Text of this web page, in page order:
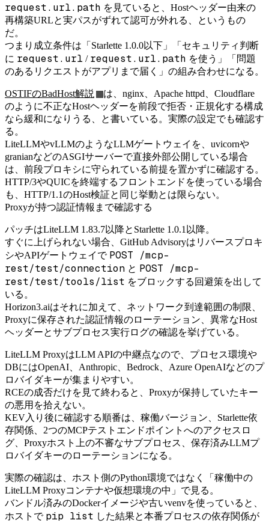
request.url.path を見ていると、Hostヘッダー由来の
再構築URLと実パスがずれて認可が外れる、というもの
だ。
つまり成立条件は「Starlette 1.0.0以下」「セキュリティ判断
に request.url / request.url.path を使う」「問題
のあるリクエストがアプリまで届く」の組み合わせになる。
OSTIFのBadHost解説
は、nginx、Apache httpd、Cloudflare
のように不正なHostヘッダーを前段で拒否・正規化する構成
なら緩和になりうる、と書いている。実際の設定でも確認す
る。
LiteLLMやvLLMのようなLLMゲートウェイを、uvicornや
granianなどのASGIサーバーで直接外部公開している場合
は、前段プロキシに守られている前提を置かずに確認する。
HTTP/3やQUICを終端するフロントエンドを使っている場合
も、HTTP/1.1のHost検証と同じ挙動とは限らない。
Proxyが持つ認証情報まで確認する
パッチはLiteLLM 1.83.7以降とStarlette 1.0.1以降。
すぐに上げられない場合、GitHub Advisoryはリバースプロキ
シやAPIゲートウェイで POST /mcp-
rest/test/connection と POST /mcp-
rest/test/tools/list をブロックする回避策を出して
いる。
Horizon3.aiはそれに加えて、ネットワーク到達範囲の制限、
Proxyに保存された認証情報のローテーション、異常なHost
ヘッダーとサブプロセス実行ログの確認を挙げている。
LiteLLM ProxyはLLM APIの中継点なので、プロセス環境や
DBにはOpenAI、Anthropic、Bedrock、Azure OpenAIなどのプ
ロバイダキーが集まりやすい。
RCEの成否だけを見て終わると、Proxyが保持していたキー
の悪用を拾えない。
KEV入り後に確認する順番は、稼働バージョン、Starlette依
存関係、2つのMCPテストエンドポイントへのアクセスロ
グ、Proxyホスト上の不審なサブプロセス、保存済みLLMプ
ロバイダキーのローテーションになる。
実際の確認は、ホスト側のPython環境ではなく「稼働中の
LiteLLM Proxyコンテナや仮想環境の中」で見る。
バンドル済みのDockerイメージや古いvenvを使っていると、
ホストで pip list した結果と本番プロセスの依存関係が